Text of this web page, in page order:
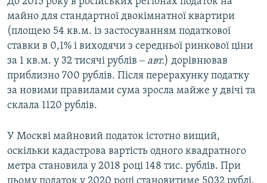
майно для стандартної двокімнатної квартири
(площею 54 кв.м. із застосуванням податкової
ставки в 0,1% і виходячи з середньої ринкової ціни
за 1 кв.м. у 32 тисячі рублів ‒ авт.) дорівнював
приблизно 700 рублів. Після перерахунку податку
за новими правилами сума зросла майже у двічі та
склала 1120 рублів.
У Москві майновий податок істотно вищий,
оскільки кадастрова вартість одного квадратного
метра становила у 2018 році 148 тис. рублів. При